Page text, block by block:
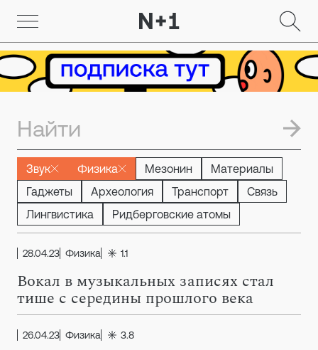
Звук Физика Мезонин
Материалы
Гаджеты
Археология Транспорт
Связь
Лингвистика
Ридберговские атомы
28.04.23 Физика 1.1
Вокал в музыкальных записях стал
тише с середины прошлого века
26.04.23 Физика 3.8